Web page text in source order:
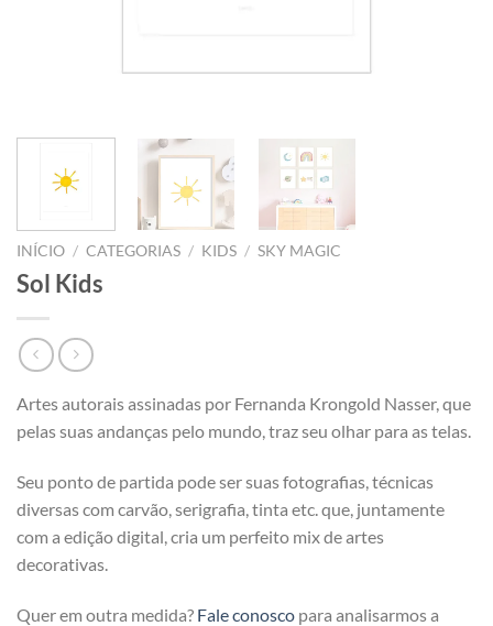
INÍCIO / CATEGORIAS / KIDS / SKY MAGIC
Sol Kids
Artes autorais assinadas por Fernanda Krongold Nasser, que
pelas suas andanças pelo mundo, traz seu olhar para as telas.
Seu ponto de partida pode ser suas fotografias, técnicas
diversas com carvão, serigrafia, tinta etc. que, juntamente
com a edição digital, cria um perfeito mix de artes
decorativas.
Quer em outra medida? Fale conosco para analisarmos a